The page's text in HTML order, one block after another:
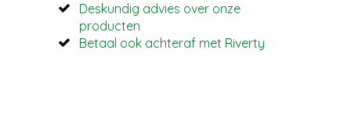
Deskundig advies over onze
producten
Betaal ook achteraf met Riverty